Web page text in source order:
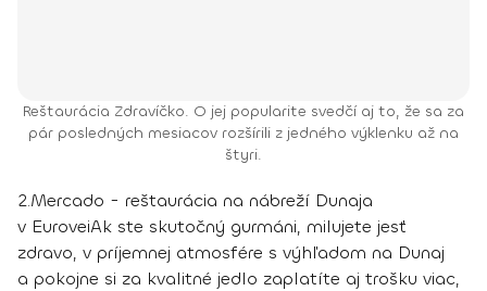
Reštaurácia Zdravíčko. O jej popularite svedčí aj to, že sa za
pár posledných mesiacov rozšírili z jedného výklenku až na
štyri.
2.Mercado - reštaurácia na nábreží Dunaja
v EuroveiAk ste skutočný gurmáni, milujete jesť
zdravo, v príjemnej atmosfére s výhľadom na Dunaj
a pokojne si za kvalitné jedlo zaplatíte aj trošku viac,